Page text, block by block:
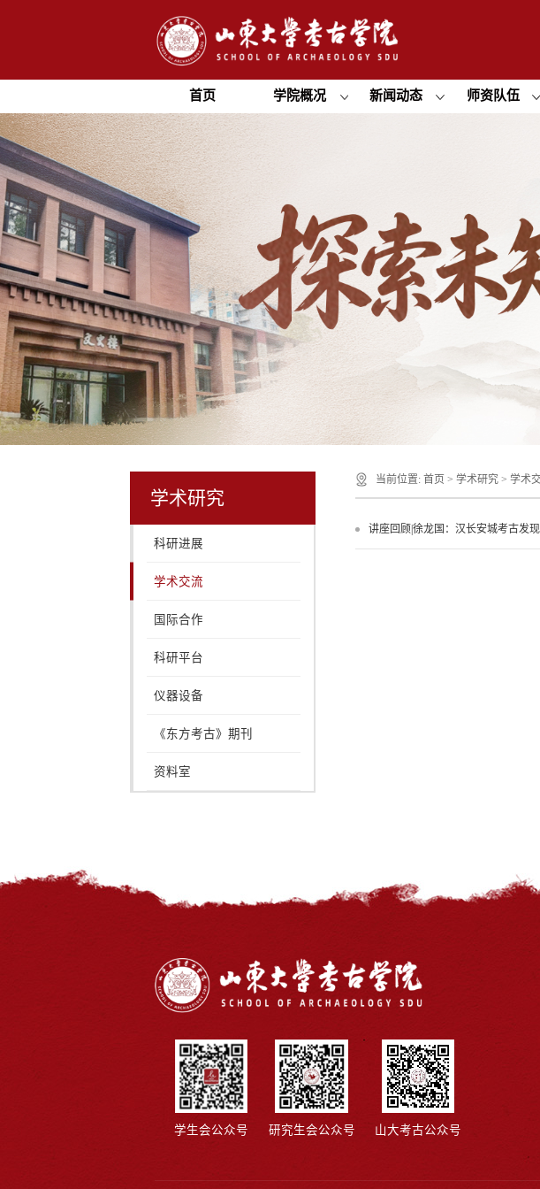
首页 学院概况 新闻动态 师资队伍
学术研究
科研进展
学术交流
国际合作
科研平台
仪器设备
《东方考古》期刊
资料室
当前位置: 首页> 学术研究> 学术
讲座回顾|徐龙国：汉长安城考古发
学生会公众号 研究生会公众号 山大考古公众号